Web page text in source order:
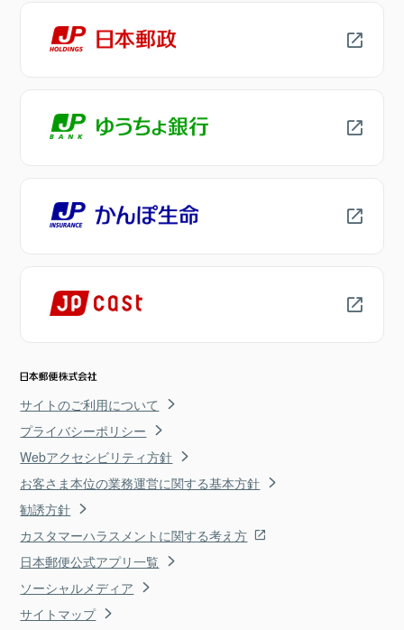
サイトのご利用について
プライバシーポリシー
Webアクセシビリティ方針
お客さま本位の業務運営に関する基本方針
勧誘方針
カスタマーハラスメントに関する考え方
日本郵便公式アプリ一覧
ソーシャルメディア
サイトマップ